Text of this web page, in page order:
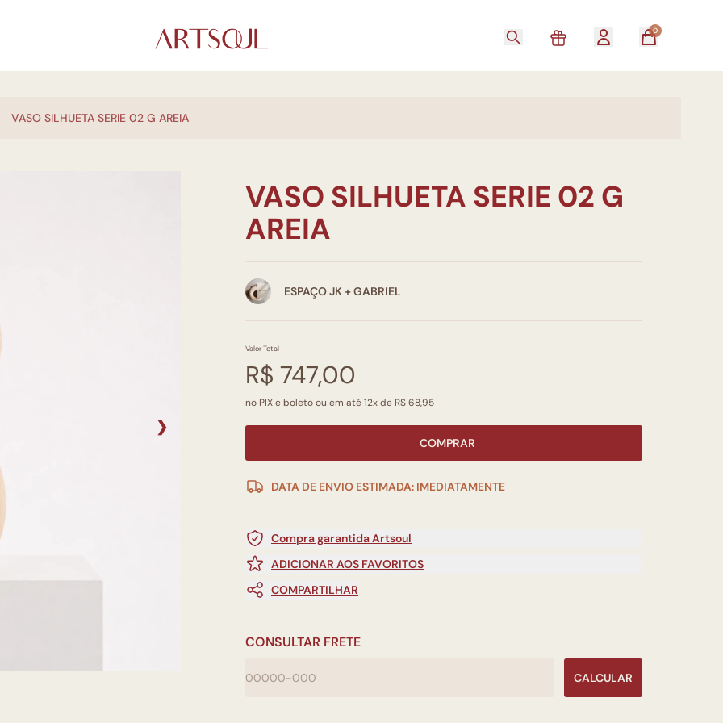
0
VASO SILHUETA SERIE 02 G AREIA
❯
VASO SILHUETA SERIE 02 G
AREIA
ESPAÇO JK + GABRIEL
Valor Total
R$ 747,00
no PIX e boleto ou em até 12x de R$ 68,95
COMPRAR
DATA DE ENVIO ESTIMADA: IMEDIATAMENTE
Compra garantida Artsoul
ADICIONAR AOS FAVORITOS
COMPARTILHAR
CONSULTAR FRETE
CALCULAR